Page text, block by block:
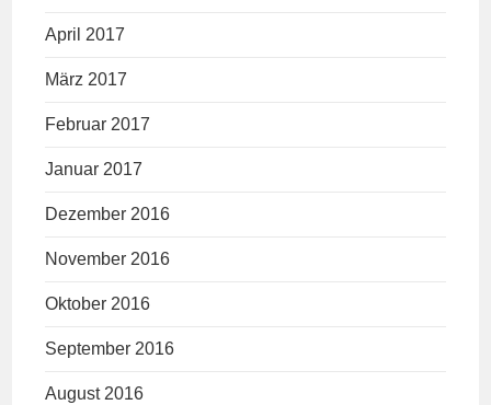
April 2017
März 2017
Februar 2017
Januar 2017
Dezember 2016
November 2016
Oktober 2016
September 2016
August 2016